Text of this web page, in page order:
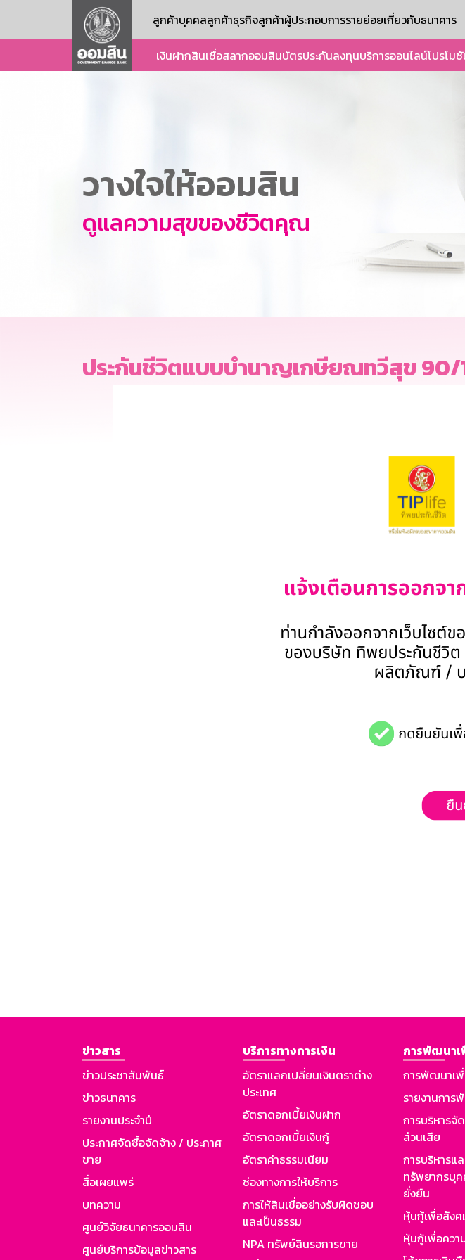
ลูกค้าบุคคลลูกค้าธุรกิจลูกค้าผู้ประกอบการรายย่อยเกี่ยวกับธนาคาร
เงินฝากสินเชื่อสลากออมสินบัตรประกันลงทุนบริการออนไลน์โปรโม
วางใจให้ออมสิน
ดูแลความสุขของชีวิตคุณ
ประกันชีวิตแบบบำนาญเกษียณทวีสุข 90/
ข่าวสาร
ข่าวประชาสัมพันธ์
ข่าวธนาคาร
รายงานประจำปี
ประกาศจัดซื้อจัดจ้าง / ประกาศ
ขาย
สื่อเผยแพร่
บทความ
ศูนย์วิจัยธนาคารออมสิน
ศูนย์บริการข้อมูลข่าวสาร
บริการทางการเงิน
อัตราแลกเปลี่ยนเงินตราต่าง
ประเทศ
อัตราดอกเบี้ยเงินฝาก
อัตราดอกเบี้ยเงินกู้
อัตราค่าธรรมเนียม
ช่องทางการให้บริการ
การให้สินเชื่ออย่างรับผิดชอบ
และเป็นธรรม
NPA ทรัพย์สินรอการขาย
การพัฒนา
การพัฒนาเ
รายงานกา
การบริหารจั
ส่วนเสีย
การบริหารแ
ทรัพยากรบุ
ยั่งยืน
หุ้นกู้เพื่อสังค
หุ้นกู้เพื่อควา